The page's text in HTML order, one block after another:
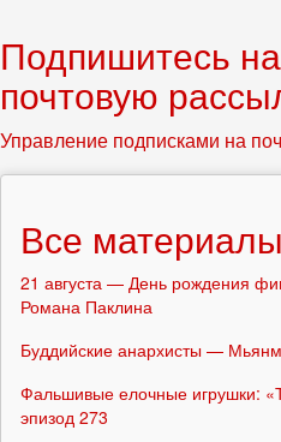
Подпишитесь
почтовую
Управление подписками на
Все материалы
21 августа — День рождения
Романа Паклина
Буддийские анархисты —
Фальшивые елочные игрушки:
эпизод 273